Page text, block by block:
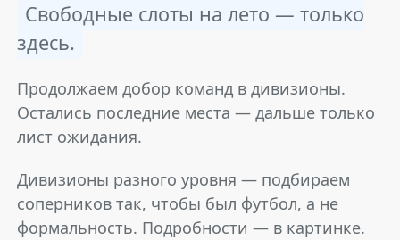
Свободные слоты на лето — только
здесь.
Продолжаем добор команд в дивизионы.
Остались последние места — дальше только
лист ожидания.
Дивизионы разного уровня — подбираем
соперников так, чтобы был футбол, а не
формальность. Подробности — в картинке.